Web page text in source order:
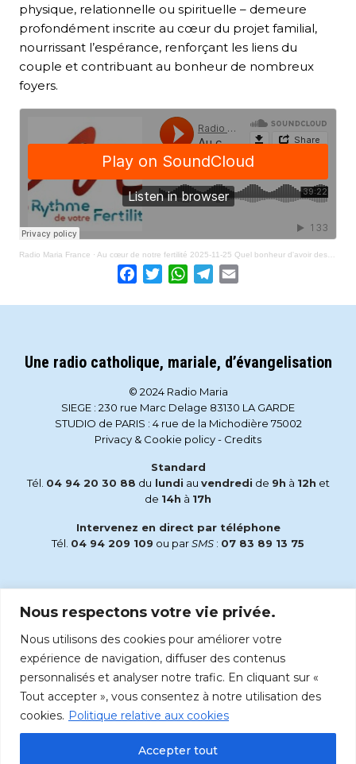
Nous respectons votre vie privée.
Nous utilisons des cookies pour améliorer votre
expérience de navigation, diffuser des contenus
personnalisés et analyser notre trafic. En cliquant sur «
Tout accepter », vous consentez à notre utilisation des
cookies. Politique relative aux cookies
Accepter tout
physique, relationnelle ou spirituelle – demeure
profondément inscrite au cœur du projet familial,
nourrissant l’espérance, renforçant les liens du
couple et contribuant au bonheur de nombreux
foyers.
Radio Maria France · Au cœur de notre fertilité 2025-11-25 Quel bonheur d'avoir des enfants et de les accueillir !
Facebook
TwitterWhatsApp
Telegram
Une radio catholique, mariale, d’évangelisation
© 2024 Radio Maria
SIEGE : 230 rue Marc Delage 83130 LA GARDE
STUDIO de PARIS : 4 rue de la Michodière 75002
Privacy & Cookie policy- Credits
Standard
Tél. 04 94 20 30 88 du lundi au vendredi de 9h à 12h et
de 14h à 17h
Intervenez en direct par téléphone
Tél. 04 94 209 109 ou parSMS : 07 83 89 13 75
accueil@radiomaria.fr
Écoutez Radio Maria sur :